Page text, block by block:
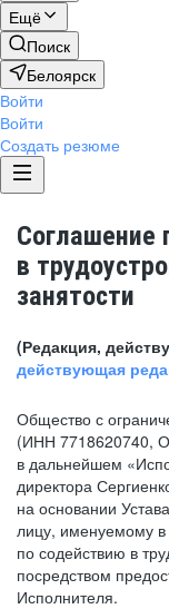
Ещё
Поиск
Белоярск
Войти
Войти
Создать резюме
Соглашение
в
занятости
(Редакция,
действующая
Общество с
(ИНН 7718620740,
в дальнейшем
директора
на основании
лицу, именуемому в
по содействию в
посредством
Исполнителя.